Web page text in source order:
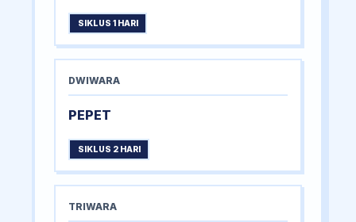
SIKLUS 1 HARI
DWIWARA
PEPET
SIKLUS 2 HARI
TRIWARA